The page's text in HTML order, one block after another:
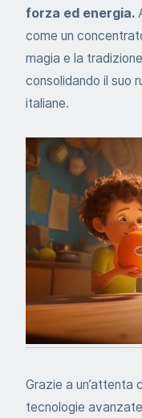
forza ed energia.
come un
magia e la
consolidando il suo
italiane.
Grazie a un’attenta
tecnologie